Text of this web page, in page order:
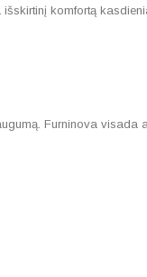
komfortą
Furninova visada